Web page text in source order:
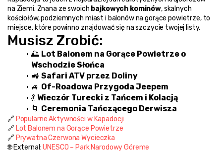
na Ziemi. Znana ze swoich bajkowych kominów, skalnych
kościołów, podziemnych miast i balonów na gorące powietrze, to
miejsce, które powinno znajdować się na szczycie twojej listy.
Musisz Zrobić:
🌅 Lot Balonem na Gorące Powietrze o
Wschodzie Słońca
🚜 Safari ATV przez Doliny
🚙 Of-Roadowa Przygoda Jeepem
💃 Wieczór Turecki z Tańcem i Kolacją
🌀 Ceremonia Tańczącego Derwisza
🔗 Popularne Aktywności w Kapadocji
🔗 Lot Balonem na Gorące Powietrze
🔗 Prywatna Czerwona Wycieczka
🌐 External: UNESCO – Park Narodowy Göreme